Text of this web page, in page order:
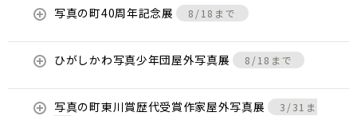
写真の町40周年記念展 8/18まで
ひがしかわ写真少年団屋外写真展 8/18まで
写真の町東川賞歴代受賞作家屋外写真展
3/31ま